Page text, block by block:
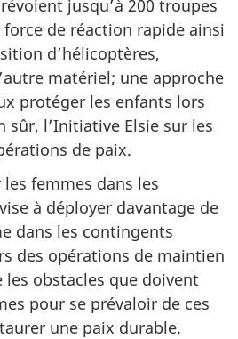
jusqu’à 200 troupes
de réaction rapide ainsi
d’hélicoptères,
matériel; une approche
protéger les enfants lors
sûr, l’Initiative Elsie sur les
de paix.
femmes dans les
à déployer davantage de
dans les contingents
des opérations de maintien
les obstacles que doivent
pour se prévaloir de ces
une paix durable.